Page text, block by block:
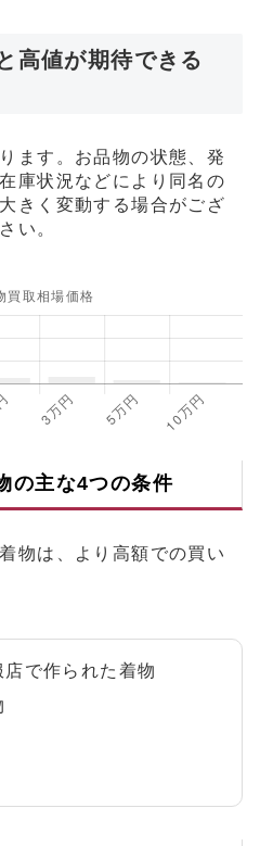
高値が期待できる
ます。お品物の状態、発
庫状況などにより同名の
きく変動する場合がござ
い。
の主な4つの条件
物は、より高額での買い
で作られた着物